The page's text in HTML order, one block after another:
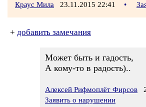
Краус Мила 23.11.2015 22:41 •
+ добавить замечания
Может быть и гадость,
А кому-то в радость)..
Алексей Рифмоплёт Фирсов
Заявить о нарушении